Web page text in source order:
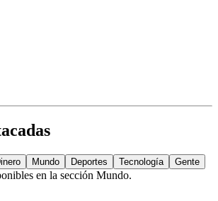
Mundo Deportes Tecnología Gente
en la sección Mundo.